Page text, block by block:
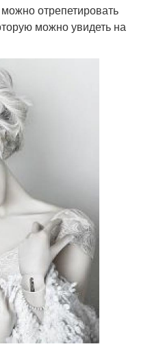
отрепетировать
можно увидеть на